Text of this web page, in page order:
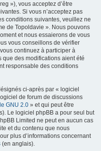
»), vous acceptez d’être
Si vous n’acceptez pas
conditions suivantes, veuillez ne
de Topoldavie ». Nous pouvons
et nous essaierons de vous
vous conseillons de vérifier
continuez à participer à
que des modifications aient été
responsable des conditions
ci-après par « logiciel
de forum de discussions
GNU 2.0 » et qui peut être
Le logiciel phpBB a pour seul but
Limited ne peut en aucun cas
et du contenu que nous
plus d’informations concernant
(en anglais).